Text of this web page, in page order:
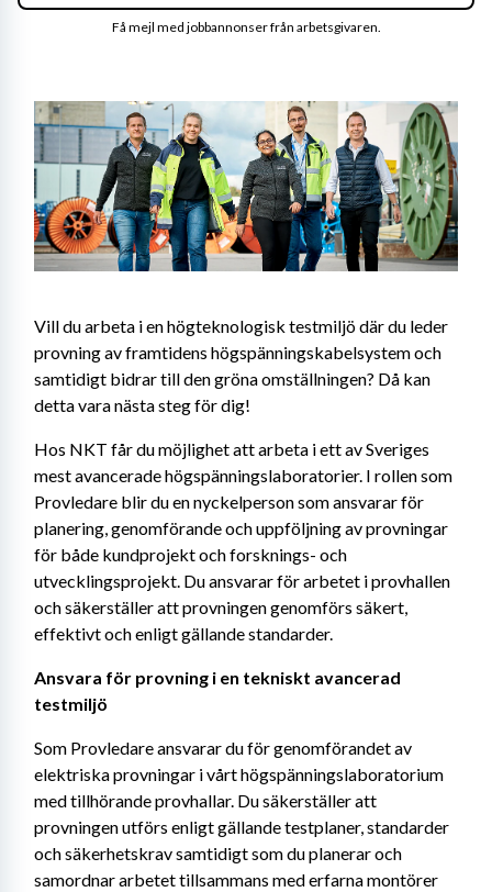
Vill du arbeta i en högteknologisk testmiljö där du leder
provning av framtidens högspänningskabelsystem och
samtidigt bidrar till den gröna omställningen? Då kan
detta vara nästa steg för dig!
Hos NKT får du möjlighet att arbeta i ett av Sveriges
mest avancerade högspänningslaboratorier. I rollen som
Provledare blir du en nyckelperson som ansvarar för
planering, genomförande och uppföljning av provningar
för både kundprojekt och forsknings- och
utvecklingsprojekt. Du ansvarar för arbetet i provhallen
och säkerställer att provningen genomförs säkert,
effektivt och enligt gällande standarder.
Ansvara för provning i en tekniskt avancerad
testmiljö
Som Provledare ansvarar du för genomförandet av
elektriska provningar i vårt högspänningslaboratorium
med tillhörande provhallar. Du säkerställer att
provningen utförs enligt gällande testplaner, standarder
och säkerhetskrav samtidigt som du planerar och
samordnar arbetet tillsammans med erfarna montörer
Få mejl med jobbannonser från arbetsgivaren.